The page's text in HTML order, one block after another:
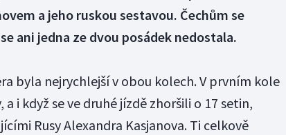
a jeho ruskou sestavou. Čechům se
ani jedna ze dvou posádek nedostala.
byla nejrychlejší v obou kolech. V prvním kole
a i když se ve druhé jízdě zhoršili o 17 setin,
Rusy Alexandra Kasjanova. Ti celkově